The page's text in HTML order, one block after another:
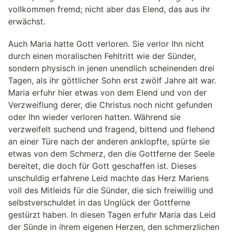
vollkommen fremd; nicht aber das Elend, das aus ihr
erwächst.
Auch Maria hatte Gott verloren. Sie verlor Ihn nicht
durch einen moralischen Fehltritt wie der Sünder,
sondern physisch in jenen unendlich scheinenden drei
Tagen, als ihr göttlicher Sohn erst zwölf Jahre alt war.
Maria erfuhr hier etwas von dem Elend und von der
Verzweiflung derer, die Christus noch nicht gefunden
oder Ihn wieder verloren hatten. Während sie
verzweifelt suchend und fragend, bittend und flehend
an einer Türe nach der anderen anklopfte, spürte sie
etwas von dem Schmerz, den die Gottferne der Seele
bereitet, die doch für Gott geschaffen ist. Dieses
unschuldig erfahrene Leid machte das Herz Mariens
voll des Mitleids für die Sünder, die sich freiwillig und
selbstverschuldet in das Unglück der Gottferne
gestürzt haben. In diesen Tagen erfuhr Maria das Leid
der Sünde in ihrem eigenen Herzen, den schmerzlichen